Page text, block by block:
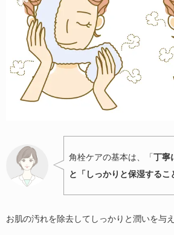
角栓ケアの基本は、「丁寧
と「しっかりと保湿するこ
お肌の汚れを除去してしっかりと潤いを与え